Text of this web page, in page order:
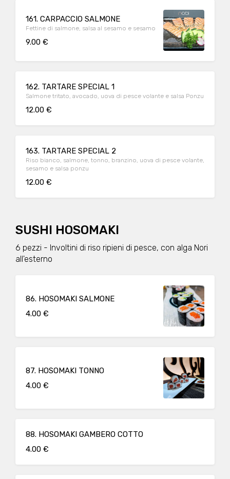
161. CARPACCIO SALMONE
Fettine di salmone, salsa al sesamo e sesamo
9.00 €
162. TARTARE SPECIAL 1
Salmone tritato, avocado, uova di pesce volante e salsa Ponzu
12.00 €
163. TARTARE SPECIAL 2
Riso bianco, salmone, tonno, branzino, uova di pesce volante,
sesamo e salsa ponzu
12.00 €
SUSHI HOSOMAKI
6 pezzi - Involtini di riso ripieni di pesce, con alga Nori
all'esterno
86. HOSOMAKI SALMONE
4.00 €
87. HOSOMAKI TONNO
4.00 €
88. HOSOMAKI GAMBERO COTTO
4.00 €